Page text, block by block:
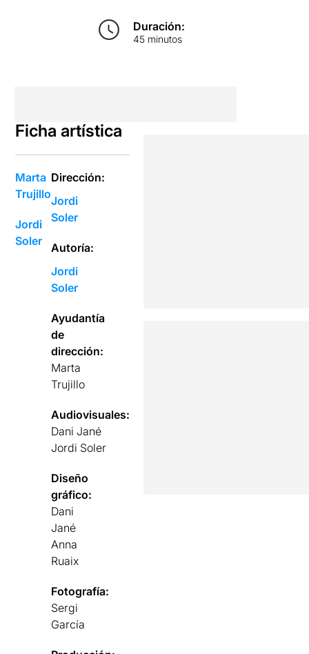
Duración:
45 minutos
Ficha artística
Marta
Trujillo
Jordi
Soler
Dirección:
Jordi
Soler
Autoría:
Jordi
Soler
Ayudantía
de
dirección:
Marta
Trujillo
Audiovisuales:
Dani Jané
Jordi Soler
Diseño
gráfico:
Dani
Jané
Anna
Ruaix
Fotografía:
Sergi
García